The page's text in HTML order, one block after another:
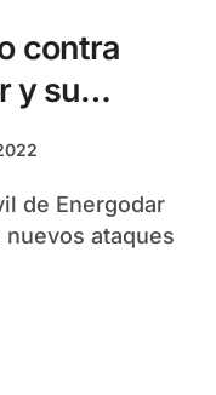
contra
y su
ataques